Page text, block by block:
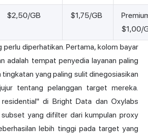
$2,50/GB $1,75/GB
$1,00/
perlu diperhatikan. Pertama, kolom bayar
adalah tempat penyedia layanan paling
tingkatan yang paling sulit dinegosiasikan
tentang pelanggan target mereka.
residential" di Bright Data dan Oxylabs
yang difilter dari kumpulan proxy
lebih tinggi pada target yang